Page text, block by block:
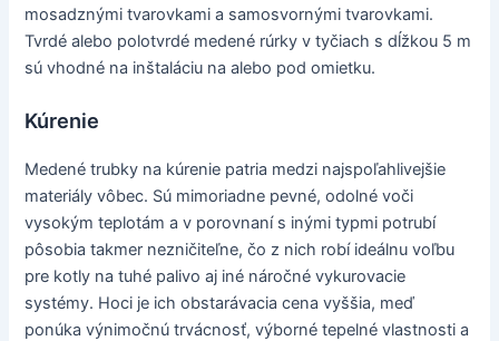
mosadznými tvarovkami a samosvornými tvarovkami.
Tvrdé alebo polotvrdé medené rúrky v tyčiach s dĺžkou 5 m
sú vhodné na inštaláciu na alebo pod omietku.
Kúrenie
Medené trubky na kúrenie patria medzi najspoľahlivejšie
materiály vôbec. Sú mimoriadne pevné, odolné voči
vysokým teplotám a v porovnaní s inými typmi potrubí
pôsobia takmer nezničiteľne, čo z nich robí ideálnu voľbu
pre kotly na tuhé palivo aj iné náročné vykurovacie
systémy. Hoci je ich obstarávacia cena vyššia, meď
ponúka výnimočnú trvácnosť, výborné tepelné vlastnosti a